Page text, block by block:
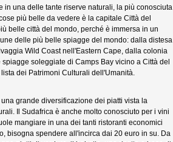
in una delle tante riserve naturali, la più conosciuta
più belle da vedere è la capitale Città del
belle città del mondo, perché è immersa in un
delle più belle spiagge del mondo: dalla distesa
Wild Coast nell'Eastern Cape, dalla colonia
soleggiate di Camps Bay vicino a Città del
dei Patrimoni Culturali dell'Umanità.
grande diversificazione dei piatti vista la
Il Sudafrica è anche molto conosciuto per i vini
mangiare in una dei tanti ristoranti economici
bisogna spendere all'incirca dai 20 euro in su. Da